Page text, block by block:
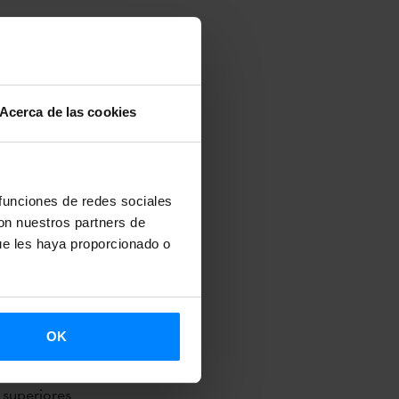
Acerca de las cookies
de redes sociales
nuestros partners de
les haya proporcionado o
OK
como
en
destrezas